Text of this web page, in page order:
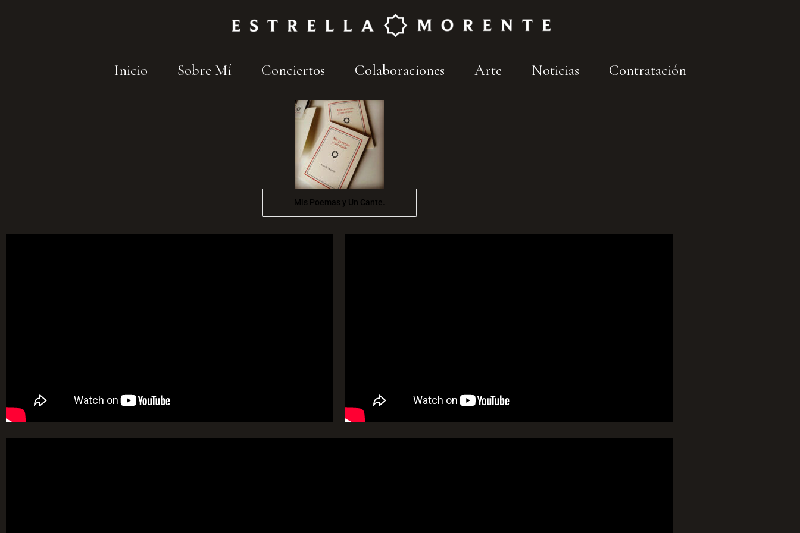
Inicio Sobre Mí Conciertos Colaboraciones Arte Noticias Contratación
Mis Poemas y Un Cante.